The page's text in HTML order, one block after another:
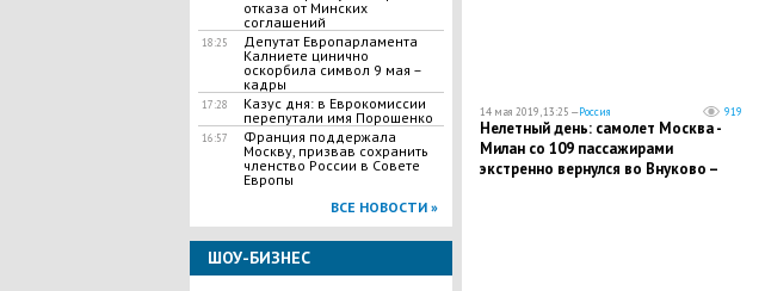
отказа от Минских
соглашений
18:25
Депутат Европарламента
Калниете цинично
оскорбила символ 9 мая –
кадры
17:28
Казус дня: в Еврокомиссии
перепутали имя Порошенко
16:57
​Франция поддержала
Москву, призвав сохранить
членство России в Совете
Европы
ВСЕ НОВОСТИ »
ШОУ-БИЗНЕС
14 мая 2019, 13:25 —Россия 919
Нелетный день: самолет Москва -
Милан со 109 пассажирами
экстренно вернулся во Внуково –